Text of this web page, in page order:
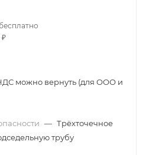
₽
можно вернуть (для ООО и
— Трёхточечное
трубу